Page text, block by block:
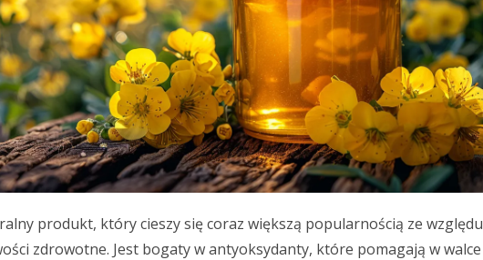
produkt, który cieszy się coraz większą popularnością ze względu
zdrowotne. Jest bogaty w antyoksydanty, które pomagają w walce